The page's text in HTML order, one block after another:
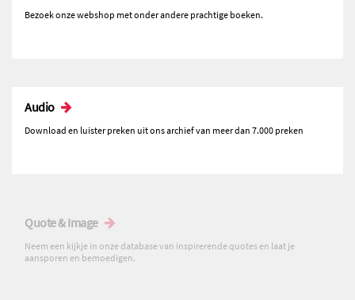
Bezoek onze webshop met onder andere prachtige boeken.
Audio
Download en luister preken uit ons archief van meer dan 7.000 preken
Quote & Image
Neem een kijkje in onze database van inspirerende quotes en laat je
aansporen en bemoedigen.